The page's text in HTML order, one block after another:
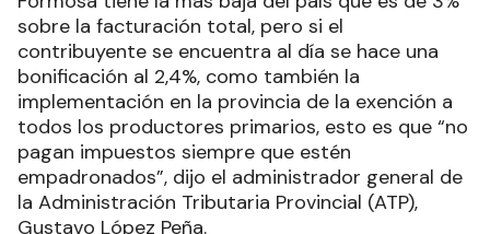
sobre la facturación total, pero si el
contribuyente se encuentra al día se hace una
bonificación al 2,4%, como también la
implementación en la provincia de la exención a
todos los productores primarios, esto es que “no
pagan impuestos siempre que estén
empadronados”, dijo el administrador general de
la Administración Tributaria Provincial (ATP),
Gustavo López Peña.